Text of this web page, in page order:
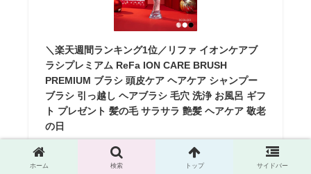
＼楽天週間ランキング1位／リファ イオンケアブ
ラシプレミアム ReFa ION CARE BRUSH
PREMIUM ブラシ 頭皮ケア ヘアケア シャンプー
ブラシ 引っ越し ヘアブラシ 毛穴 洗浄 お風呂 ギフ
ト プレゼント 髪の毛 サラサラ 艶髪 ヘアケア 敬老
の日
MTG ONLINESHOP
（2025/11/21 19:00時点 | 楽天市場調べ）
ホーム 検索 トップ サイドバー